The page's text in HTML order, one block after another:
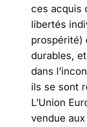
ces acquis
libertés
prospérité)
durables,
dans
ils se sont
L’Union
vendue